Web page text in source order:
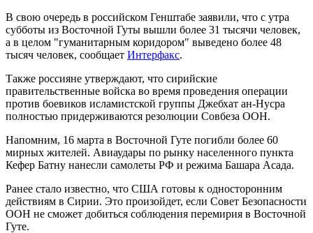
В свою очередь в российском Генштабе заявили, что с утра
субботы из Восточной Гуты вышли более 31 тысячи человек,
а в целом "гуманитарным коридором" выведено более 48
тысяч человек, сообщает Интерфакс.
Также россияне утверждают, что сирийские
правительственные войска во время проведения операции
против боевиков исламистской группы Джебхат ан-Нусра
полностью придерживаются резолюции Совбеза ООН.
Напомним, 16 марта в Восточной Гуте погибли более 60
мирных жителей. Авиаудары по рынку населенного пункта
Кефер Батну нанесли самолеты РФ и режима Башара Асада.
Ранее стало известно, что США готовы к односторонним
действиям в Сирии. Это произойдет, если Совет Безопасности
ООН не сможет добиться соблюдения перемирия в Восточной
Гуте.